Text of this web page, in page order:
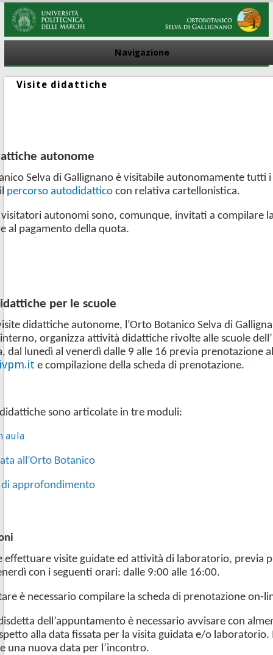
Navigazione
Visite didattiche
autonome
Selva di Gallignano è visitabile autonomamente
percorso autodidattico con relativa cartellonistica.
autonomi sono, comunque, invitati a compilare
al pagamento della quota.
per le scuole
didattiche autonome, l’Orto Botanico Selva di
organizza attività didattiche rivolte alle scuole
dal lunedì al venerdì dalle 9 alle 16 previa prenotazione
e compilazione della scheda di prenotazione.
sono articolate in tre moduli:
aula
all’Orto Botanico
di approfondimento
effettuare visite guidate ed attività di laboratorio, previa
con i seguenti orari: dalle 9:00 alle 16:00.
è necessario compilare la scheda di prenotazione on-
dell’appuntamento è necessario avvisare con
alla data fissata per la visita guidata e/o laboratorio.
una nuova data per l’incontro.